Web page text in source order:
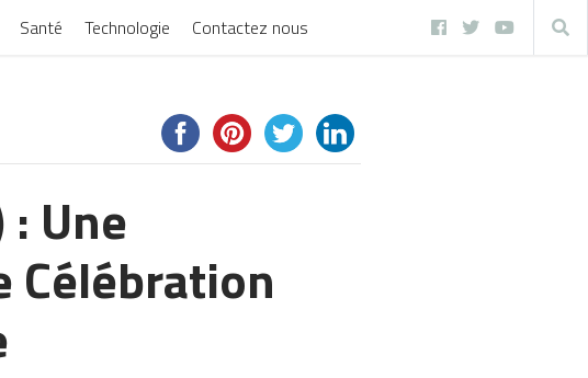
Santé Technologie Contactez nous
Une
Célébration